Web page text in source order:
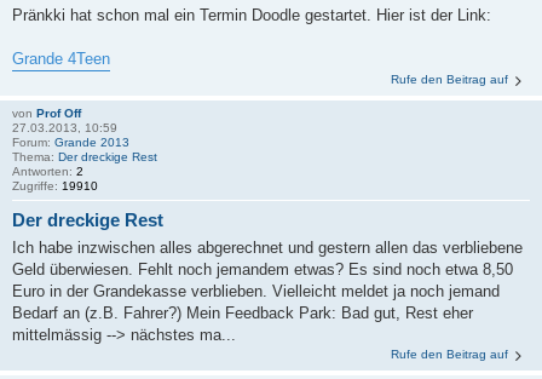
Pränkki hat schon mal ein Termin Doodle gestartet. Hier ist der Link:
Grande 4Teen
Rufe den Beitrag auf
von Prof Off
27.03.2013, 10:59
Forum: Grande 2013
Thema: Der dreckige Rest
Antworten: 2
Zugriffe: 19910
Der dreckige Rest
Ich habe inzwischen alles abgerechnet und gestern allen das verbliebene
Geld überwiesen. Fehlt noch jemandem etwas? Es sind noch etwa 8,50
Euro in der Grandekasse verblieben. Vielleicht meldet ja noch jemand
Bedarf an (z.B. Fahrer?) Mein Feedback Park: Bad gut, Rest eher
mittelmässig --> nächstes ma...
Rufe den Beitrag auf